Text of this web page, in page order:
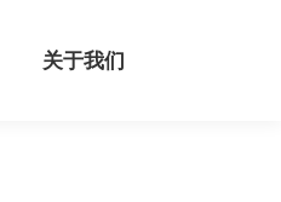
关于我们